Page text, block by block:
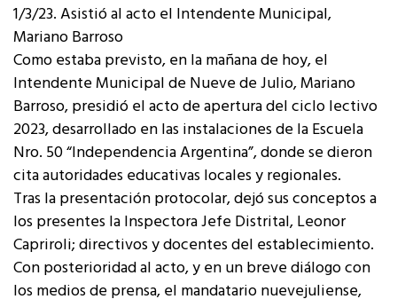
1/3/23. Asistió al acto el Intendente Municipal,
Mariano Barroso
Como estaba previsto, en la mañana de hoy, el
Intendente Municipal de Nueve de Julio, Mariano
Barroso, presidió el acto de apertura del ciclo lectivo
2023, desarrollado en las instalaciones de la Escuela
Nro. 50 “Independencia Argentina”, donde se dieron
cita autoridades educativas locales y regionales.
Tras la presentación protocolar, dejó sus conceptos a
los presentes la Inspectora Jefe Distrital, Leonor
Capriroli; directivos y docentes del establecimiento.
Con posterioridad al acto, y en un breve diálogo con
los medios de prensa, el mandatario nuevejuliense,